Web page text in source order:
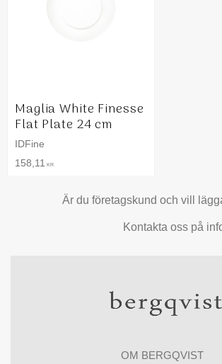
Maglia White Finesse
Flat Plate 24 cm
IDFine
158,11
KR
Är du företagskund och vill
Kontakta oss på
OM BERGQVIST